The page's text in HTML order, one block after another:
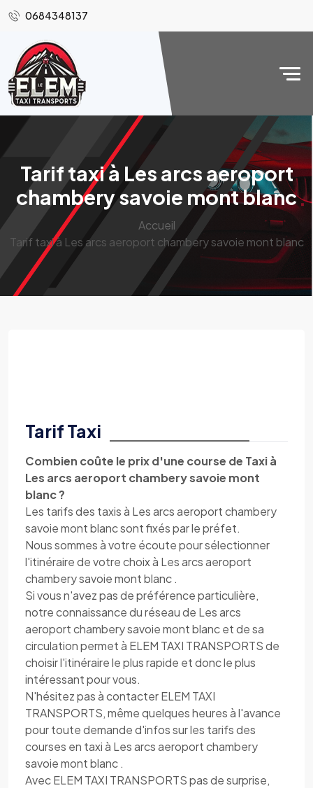
0684348137
Tarif taxi à Les arcs aeroport
chambery savoie mont blanc
Accueil
Tarif taxi à Les arcs aeroport chambery savoie mont blanc
Tarif Taxi
Combien coûte le prix d'une course de Taxi à
Les arcs aeroport chambery savoie mont
blanc ?
Les tarifs des taxis à Les arcs aeroport chambery
savoie mont blanc sont fixés par le préfet.
Nous sommes à votre écoute pour sélectionner
l'itinéraire de votre choix à Les arcs aeroport
chambery savoie mont blanc .
Si vous n'avez pas de préférence particulière,
notre connaissance du réseau de Les arcs
aeroport chambery savoie mont blanc et de sa
circulation permet à ELEM TAXI TRANSPORTS de
choisir l'itinéraire le plus rapide et donc le plus
intéressant pour vous.
N'hésitez pas à contacter ELEM TAXI
TRANSPORTS, même quelques heures à l'avance
pour toute demande d'infos sur les tarifs des
courses en taxi à Les arcs aeroport chambery
savoie mont blanc .
Avec ELEM TAXI TRANSPORTS pas de surprise,